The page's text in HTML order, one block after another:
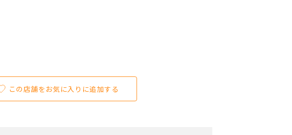
この店舗をお気に入りに追加する